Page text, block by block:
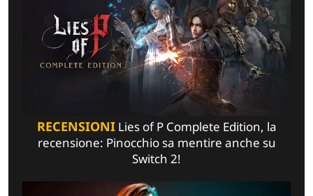
RECENSIONILies of P Complete Edition, la
recensione: Pinocchio sa mentire anche su
Switch 2!